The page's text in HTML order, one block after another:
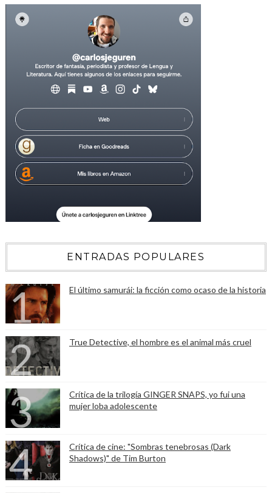
ENTRADAS POPULARES
El último samurái: la ficción como ocaso de la historia
True Detective, el hombre es el animal más cruel
Crítica de la trilogía GINGER SNAPS, yo fui una
mujer loba adolescente
Crítica de cine: "Sombras tenebrosas (Dark
Shadows)" de Tim Burton